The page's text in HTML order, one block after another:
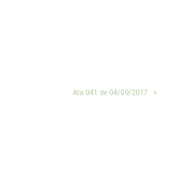
Ata 041 de 04/09/2017